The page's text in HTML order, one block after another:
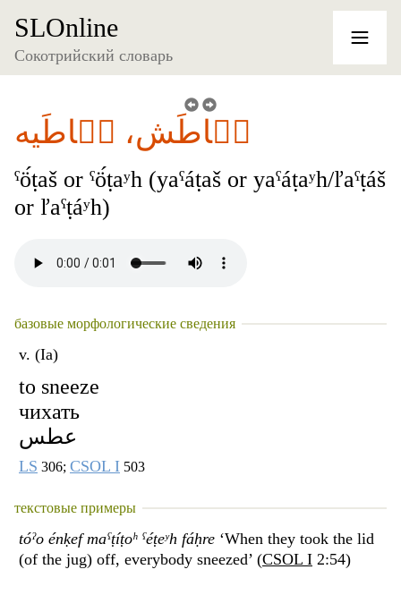
SLOnline
Сокотрийский словарь
عٞاطَش، عٞاطَيه
ˁö́ṭaš or ˁö́ṭaʸh (yaˁáṭaš or yaˁáṭaʸh/ľaˁṭáš
or ľaˁṭáʸh)
базовые морфологические сведения
v. (Ia)
to sneeze
чихать
عطس
LS 306; CSOL I 503
текстовые примеры
tóˀo énḳef maˁṭíṭoʰ ˁéṭeʸh fáḥre ‘When they took the lid
(of the jug) off, everybody sneezed’ (CSOL I 2:54)